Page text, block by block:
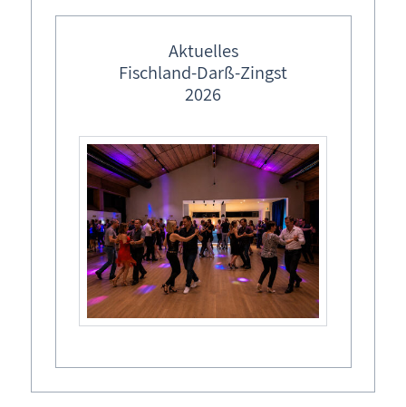
Buchungskalender
Buchungsformular - Ferienhaus unverbindlich buchen
Ferienhaus Wieck a. Darß
Aktuelles
Fischland-Darß-Zingst
2026